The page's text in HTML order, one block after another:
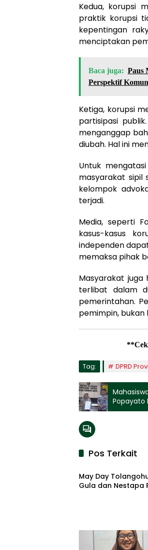
Kedua, korupsi
praktik korupsi
kepentingan
menciptakan
Baca juga: Paus
Perspektif
Ketiga, korupsi
partisipasi
menganggap
diubah. Hal ini
Untuk
masyarakat sipil
kelompok
terjadi.
Media, seperti
kasus-kasus
independen
memaksa pihak
Masyarakat
terlibat dalam
pemerintahan.
pemimpin, bukan
Tag: DPRD
Popayato
Pos Terkait
Opini
May Day
Gula dan Nestapa